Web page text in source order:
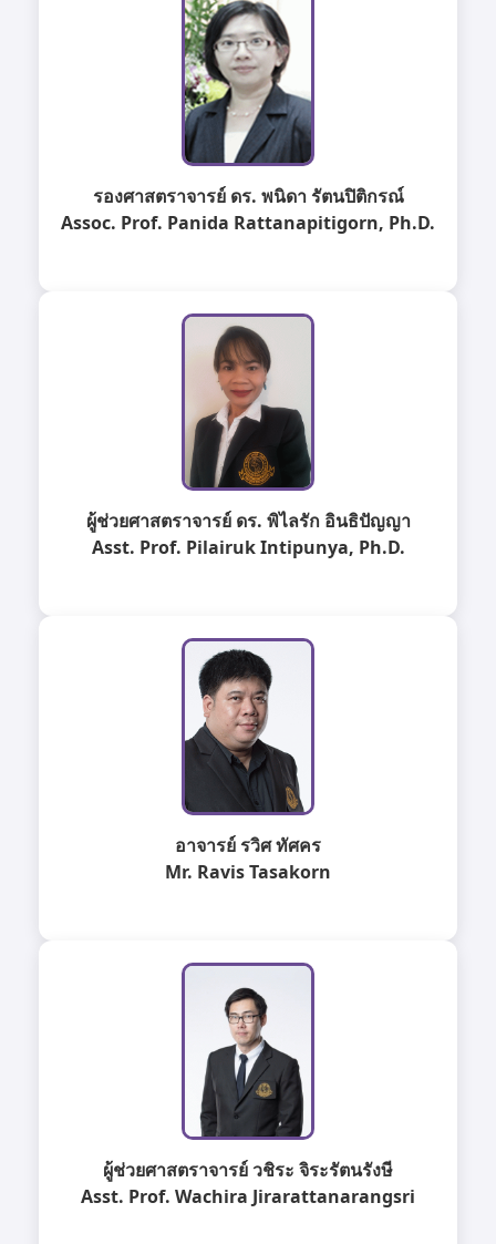
รองศาสตราจารย์ ดร. พนิดา รัตนปิติกรณ์
Assoc. Prof. Panida Rattanapitigorn, Ph.D.
ผู้ช่วยศาสตราจารย์ ดร. พิไลรัก อินธิปัญญา
Asst. Prof. Pilairuk Intipunya, Ph.D.
อาจารย์ รวิศ ทัศคร
Mr. Ravis Tasakorn
ผู้ช่วยศาสตราจารย์ วชิระ จิระรัตนรังษี
Asst. Prof. Wachira Jirarattanarangsri